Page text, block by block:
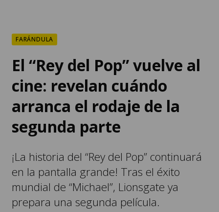
FARÁNDULA
El “Rey del Pop” vuelve al
cine: revelan cuándo
arranca el rodaje de la
segunda parte
¡La historia del “Rey del Pop” continuará
en la pantalla grande! Tras el éxito
mundial de “Michael”, Lionsgate ya
prepara una segunda película.